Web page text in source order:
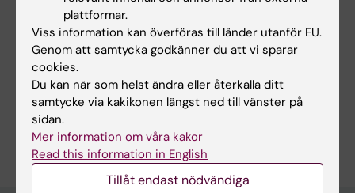
Uppdaterad av:
Webb Admin 2018-11-21
Dela
plattformar.
Viss information kan överföras till länder utanför EU.
Genom att samtycka godkänner du att vi sparar
cookies.
Du kan när som helst ändra eller återkalla ditt
samtycke via kakikonen längst ned till vänster på
sidan.
Mer information om våra kakor
Read this information in English
Tillåt endast nödvändiga